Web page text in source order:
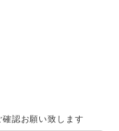
認お願い致します